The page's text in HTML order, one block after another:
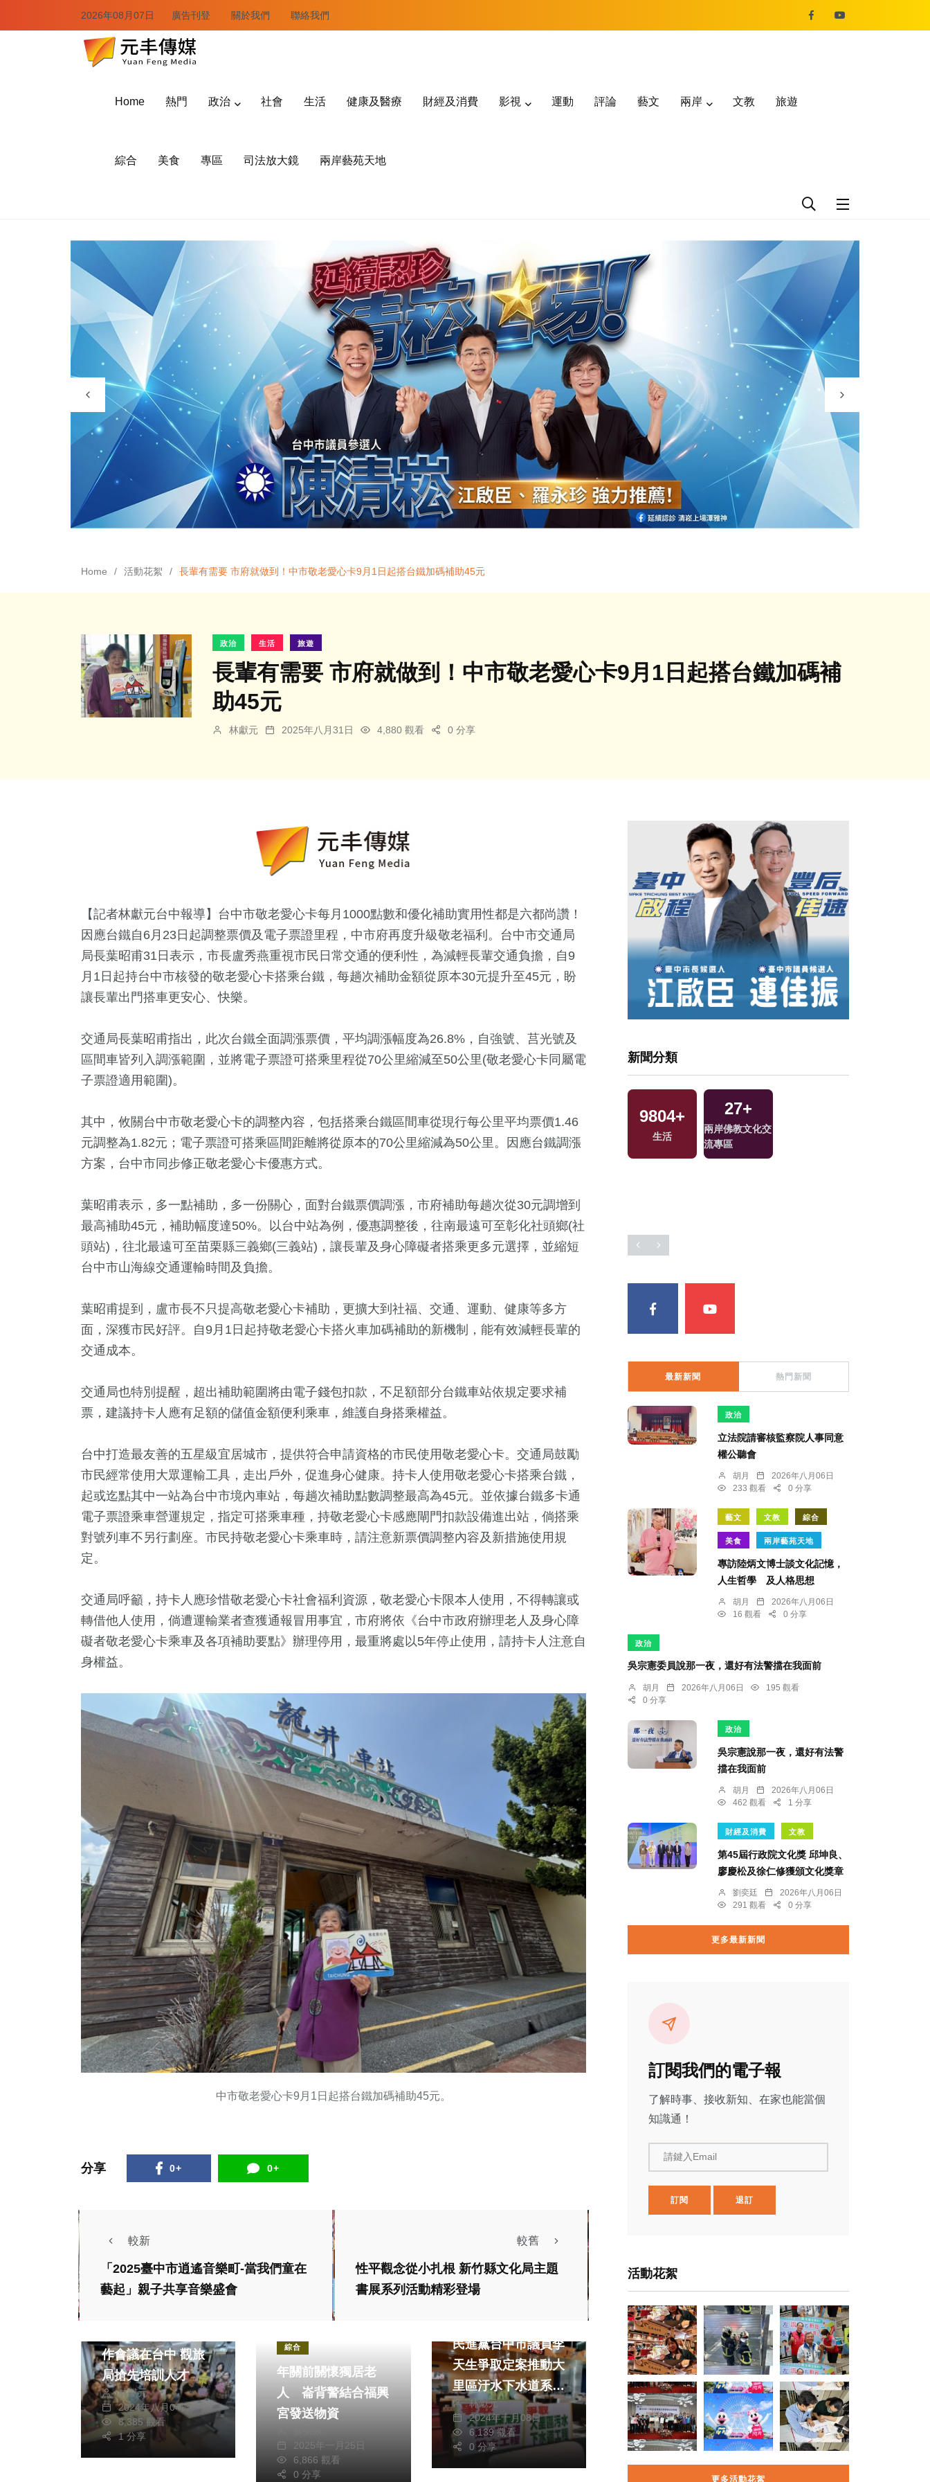
2026年08月07日 廣告刊登 關於我們 聯絡我們
Home 熱門 政治 社會 生活 健康及醫療 財經及消費 影視 運動 評論 藝文 兩岸 文教 旅遊
綜合 美食 專區 司法放大鏡 兩岸藝苑天地
Home 活動花絮 長輩有需要 市府就做到！中市敬老愛心卡9月1日起搭台鐵加碼補助45元
政治 生活 旅遊
長輩有需要 市府就做到！中市敬老愛心卡9月1日起搭台鐵加碼補
助45元
林獻元 2025年八月31日 4,880 觀看 0 分享
【記者林獻元台中報導】台中市敬老愛心卡每月1000點數和優化補助實用性都是六都尚讚！
因應台鐵自6月23日起調整票價及電子票證里程，中市府再度升級敬老福利。台中市交通局
局長葉昭甫31日表示，市長盧秀燕重視市民日常交通的便利性，為減輕長輩交通負擔，自9
月1日起持台中市核發的敬老愛心卡搭乘台鐵，每趟次補助金額從原本30元提升至45元，盼
讓長輩出門搭車更安心、快樂。
交通局長葉昭甫指出，此次台鐵全面調漲票價，平均調漲幅度為26.8%，自強號、莒光號及
區間車皆列入調漲範圍，並將電子票證可搭乘里程從70公里縮減至50公里(敬老愛心卡同屬電
子票證適用範圍)。
其中，攸關台中市敬老愛心卡的調整內容，包括搭乘台鐵區間車從現行每公里平均票價1.46
元調整為1.82元；電子票證可搭乘區間距離將從原本的70公里縮減為50公里。因應台鐵調漲
方案，台中市同步修正敬老愛心卡優惠方式。
葉昭甫表示，多一點補助，多一份關心，面對台鐵票價調漲，市府補助每趟次從30元調增到
最高補助45元，補助幅度達50%。以台中站為例，優惠調整後，往南最遠可至彰化社頭鄉(社
頭站)，往北最遠可至苗栗縣三義鄉(三義站)，讓長輩及身心障礙者搭乘更多元選擇，並縮短
台中市山海線交通運輸時間及負擔。
葉昭甫提到，盧市長不只提高敬老愛心卡補助，更擴大到社福、交通、運動、健康等多方
面，深獲市民好評。自9月1日起持敬老愛心卡搭火車加碼補助的新機制，能有效減輕長輩的
交通成本。
交通局也特別提醒，超出補助範圍將由電子錢包扣款，不足額部分台鐵車站依規定要求補
票，建議持卡人應有足額的儲值金額便利乘車，維護自身搭乘權益。
台中打造最友善的五星級宜居城市，提供符合申請資格的市民使用敬老愛心卡。交通局鼓勵
市民經常使用大眾運輸工具，走出戶外，促進身心健康。持卡人使用敬老愛心卡搭乘台鐵，
起或迄點其中一站為台中市境內車站，每趟次補助點數調整最高為45元。並依據台鐵多卡通
電子票證乘車營運規定，指定可搭乘車種，持敬老愛心卡感應閘門扣款設備進出站，倘搭乘
對號列車不另行劃座。市民持敬老愛心卡乘車時，請注意新票價調整內容及新措施使用規
定。
交通局呼籲，持卡人應珍惜敬老愛心卡社會福利資源，敬老愛心卡限本人使用，不得轉讓或
轉借他人使用，倘遭運輸業者查獲通報冒用事宜，市府將依《台中市政府辦理老人及身心障
礙者敬老愛心卡乘車及各項補助要點》辦理停用，最重將處以5年停止使用，請持卡人注意自
身權益。
中市敬老愛心卡9月1日起搭台鐵加碼補助45元。
分享 0+ 0+
較新
「2025臺中市逍遙音樂町-當我們童在
藝起」親子共享音樂盛會
較舊
性平觀念從小扎根 新竹縣文化局主題
書展系列活動精彩登場
政治 文教
作會議在台中 觀旅
局搶先培訓人才
林獻元
2024年八月04日
8,385 觀看
1 分享
綜合
年關前關懷獨居老
人 崙背警結合福興
宮發送物資
2025年一月25日
6,866 觀看
0 分享
民進黨台中市議員李
天生爭取定案推動大
里區汙水下水道系
統、東南路雨水下水
道工程、霧峰區后溪
底排水系統
林獻元
2024年十月08日
6,139 觀看
0 分享
新聞分類
福建林公信俗文
3426+
健康及醫療
兩岸藝苑天地 熱門
6594+
政治
437
美食
1006+
運動
影視 演唱會 旅遊
9804+
生活
27+
兩岸佛教文化交
流專區
4047+
文教
105+
評論
最新新聞 熱門新聞
政治
立法院請審核監察院人事同意
權公聽會
胡月
2026年八月06日
233 觀看
0 分享
藝文 文教 綜合
美食 兩岸藝苑天地
專訪陸炳文博士談文化記憶，
人生哲學 及人格思想
胡月
2026年八月06日
16 觀看
0 分享
政治
吳宗憲委員說那一夜，還好有法警擋在我面前
胡月 2026年八月06日
195 觀看
0 分享
政治
吳宗憲說那一夜，還好有法警
擋在我面前
胡月
2026年八月06日
462 觀看
1 分享
財經及消費 文教
第45屆行政院文化獎 邱坤良、
廖慶松及徐仁修獲頒文化獎章
劉奕廷
2026年八月06日
291 觀看
0 分享
更多最新新聞
訂閱我們的電子報
了解時事、接收新知、在家也能當個
知識通！
請鍵入Email
訂閱 退訂
活動花絮
更多活動花絮